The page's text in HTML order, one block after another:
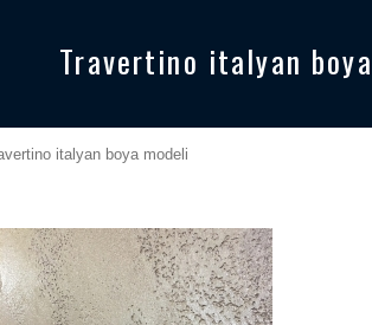
Travertino italyan
italyan boya modeli